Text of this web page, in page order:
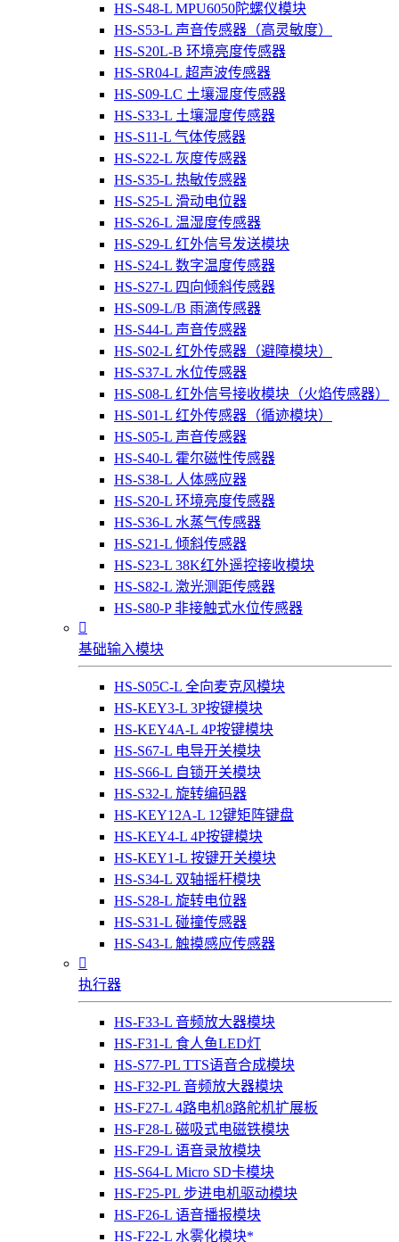
HS-S48-L MPU6050陀螺仪模块
HS-S53-L 声音传感器（高灵敏度）
HS-S20L-B 环境亮度传感器
HS-SR04-L 超声波传感器
HS-S09-LC 土壤湿度传感器
HS-S33-L 土壤湿度传感器
HS-S11-L 气体传感器
HS-S22-L 灰度传感器
HS-S35-L 热敏传感器
HS-S25-L 滑动电位器
HS-S26-L 温湿度传感器
HS-S29-L 红外信号发送模块
HS-S24-L 数字温度传感器
HS-S27-L 四向倾斜传感器
HS-S09-L/B 雨滴传感器
HS-S44-L 声音传感器
HS-S02-L 红外传感器（避障模块）
HS-S37-L 水位传感器
HS-S08-L 红外信号接收模块（火焰传感器）
HS-S01-L 红外传感器（循迹模块）
HS-S05-L 声音传感器
HS-S40-L 霍尔磁性传感器
HS-S38-L 人体感应器
HS-S20-L 环境亮度传感器
HS-S36-L 水蒸气传感器
HS-S21-L 倾斜传感器
HS-S23-L 38K红外遥控接收模块
HS-S82-L 激光测距传感器
HS-S80-P 非接触式水位传感器

基础输入模块
HS-S05C-L 全向麦克风模块
HS-KEY3-L 3P按键模块
HS-KEY4A-L 4P按键模块
HS-S67-L 电导开关模块
HS-S66-L 自锁开关模块
HS-S32-L 旋转编码器
HS-KEY12A-L 12键矩阵键盘
HS-KEY4-L 4P按键模块
HS-KEY1-L 按键开关模块
HS-S34-L 双轴摇杆模块
HS-S28-L 旋转电位器
HS-S31-L 碰撞传感器
HS-S43-L 触摸感应传感器

执行器
HS-F33-L 音频放大器模块
HS-F31-L 食人鱼LED灯
HS-S77-PL TTS语音合成模块
HS-F32-PL 音频放大器模块
HS-F27-L 4路电机8路舵机扩展板
HS-F28-L 磁吸式电磁铁模块
HS-F29-L 语音录放模块
HS-S64-L Micro SD卡模块
HS-F25-PL 步进电机驱动模块
HS-F26-L 语音播报模块
HS-F22-L 水雾化模块*